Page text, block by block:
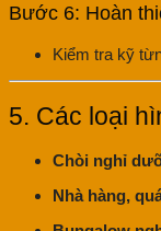
Bước 6: Hoàn
Kiểm tra kỹ
5. Các loại
Chòi nghỉ
Nhà hàng,